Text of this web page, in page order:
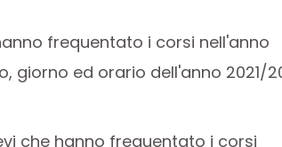
frequentato i corsi nell'anno
giorno ed orario dell'anno 2021/
che hanno frequentato i corsi